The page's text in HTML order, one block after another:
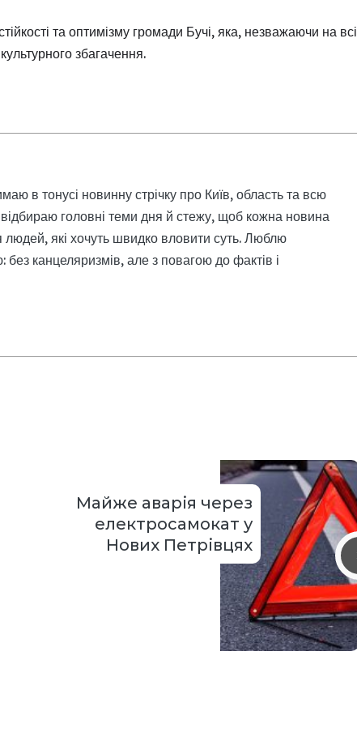
та оптимізму громади Бучі, яка, незважаючи на всі
збагачення.
в тонусі новинну стрічку про Київ, область та всю
головні теми дня й стежу, щоб кожна новина
які хочуть швидко вловити суть. Люблю
канцеляризмів, але з повагою до фактів і
Майже аварія через
електросамокат у
Нових Петрівцях